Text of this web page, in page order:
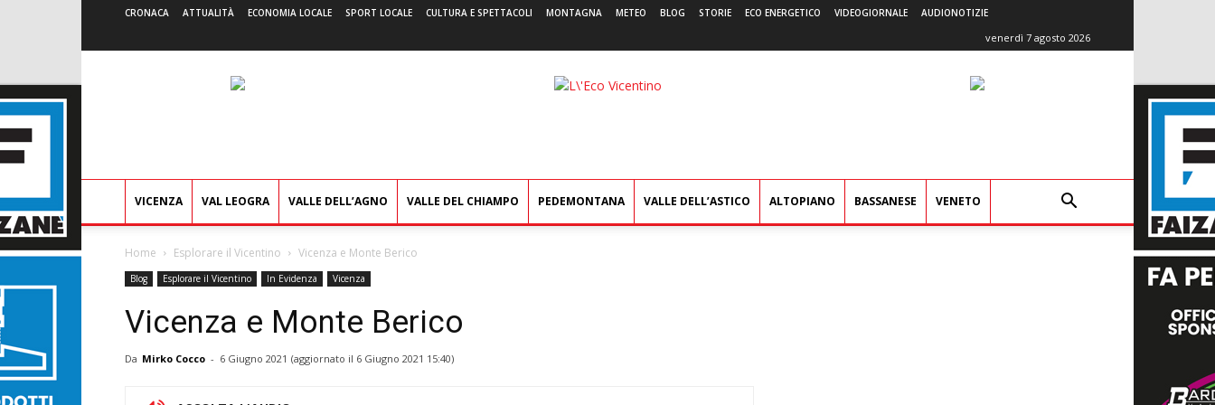
CRONACA ATTUALITÀ ECONOMIA LOCALE SPORT LOCALE CULTURA E SPETTACOLI MONTAGNA METEO BLOG STORIE ECO ENERGETICO VIDEOGIORNALE AUDIONOTIZIE
venerdì 7 agosto 2026
L'Eco
VICENZA VAL LEOGRA VALLE DELL’AGNO VALLE DEL CHIAMPO PEDEMONTANA VALLE DELL’ASTICO ALTOPIANO BASSANESE VENETO
Home Esplorare il Vicentino Vicenza e Monte Berico
Blog Esplorare il Vicentino In Evidenza Vicenza
Vicenza e Monte Berico
Da Mirko Cocco - 6 Giugno 2021 (aggiornato il 6 Giugno 2021 15:40)